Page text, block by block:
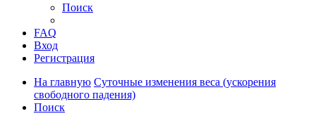
Поиск
FAQ
Вход
Регистрация
На главную Суточные изменения веса (ускорения
свободного падения)
Поиск